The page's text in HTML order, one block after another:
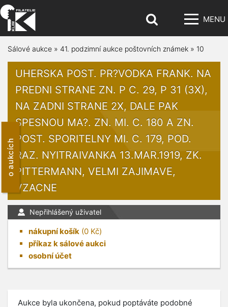
MENU
o aukcích
Sálové aukce » 41. podzimní aukce poštovních známek » 10
UHERSKA POST. PR?VODKA FRANK. NA
PREDNI STRANE ZN. P C. 29, P 31 (3X),
NA ZADNI STRANE 2X, DALE PAK
SPESNOU MA?. ZN. MI. C. 180 A ZN.
POST. SPORITELNY MI. C. 179, POD.
RAZ. NYITRAIVANKA 13.MAR.1919, ZK.
PITTERMANN, VELMI ZAJIMAVE,
VZACNE
Nepřihlášený uživatel
nákupní košík (0 Kč)
příkaz k sálové aukci
osobní účet
Aukce byla ukončena, pokud poptáváte podobné